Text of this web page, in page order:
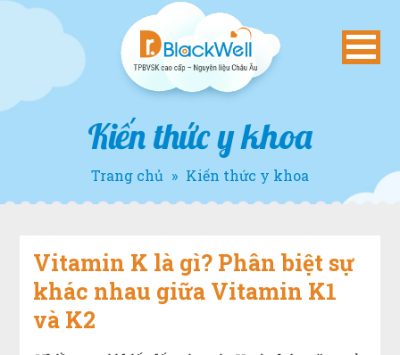
Kiến thức y khoa
Trang chủ » Kiến thức y khoa
Vitamin K là gì? Phân biệt sự
khác nhau giữa Vitamin K1
và K2